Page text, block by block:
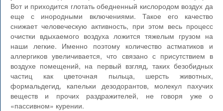
Вот и приходится глотать обедненный кислородом воздух да
еще с инородными включениями. Такое его качество
снижает человеческую активность, при этом весь процесс
очистки вдыхаемого воздуха ложится тяжелым грузом на
наши легкие. Именно поэтому количество астматиков и
аллергиков увеличивается, что связано с присутствием в
воздухе помещений, на первый взгляд, таких безобидных
частиц как цветочная пыльца, шерсть животных,
формальдегид, капельки дезодорантов, молекул пахучих
веществ и прочих раздражителей, не говоря уже о
«пассивном» курении.